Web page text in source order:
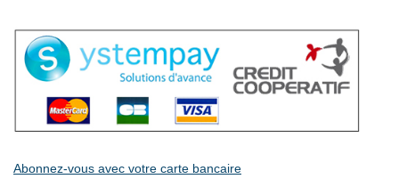
Abonnez-vous avec votre carte bancaire